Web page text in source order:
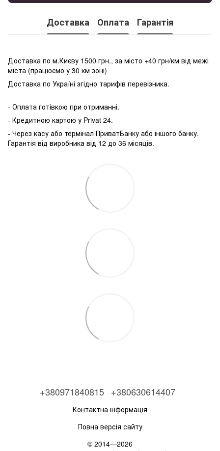
Доставка Оплата Гарантія
Доставка по м.Києву 1500 грн., за місто +40 грн/км від межі
міста (працюємо у 30 км зоні)
Доставка по Україні згідно тарифів перевізника.
- Оплата готівкою при отриманні.
- Кредитною картою у Privat 24.
- Через касу або термінал ПриватБанку або іншого банку.
Гарантія від виробника від 12 до 36 місяців.
+380971840815 +380630614407
Контактна інформація
Повна версія сайту
© 2014—2026